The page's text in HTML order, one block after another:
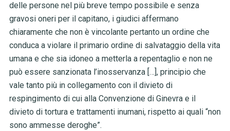
delle persone nel più breve tempo possibile e senza
gravosi oneri per il capitano, i giudici affermano
chiaramente che non è vincolante pertanto un ordine che
conduca a violare il primario ordine di salvataggio della vita
umana e che sia idoneo a metterla a repentaglio e non ne
può essere sanzionata l’inosservanza […], principio che
vale tanto più in collegamento con il divieto di
respingimento di cui alla Convenzione di Ginevra e il
divieto di tortura e trattamenti inumani, rispetto ai quali “non
sono ammesse deroghe”.